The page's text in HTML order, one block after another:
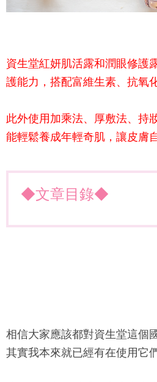
資生堂紅妍肌活露和潤眼修護
護能力，搭配富維生素、抗氧
此外使用加乘法、厚敷法、持
能輕鬆養成年輕奇肌，讓皮膚
◆文章目錄◆
相信大家應該都對資生堂這個
其實我本來就已經有在使用它